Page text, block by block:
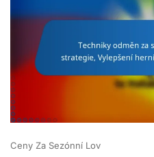
Ceny Za Sezónní Lov